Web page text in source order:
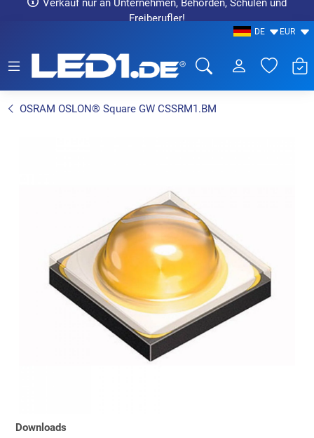
Verkauf nur an Unternehmen, Behörden, Schulen und
Freiberufler!
DE EUR
OSRAM OSLON® Square GW CSSRM1.BM
Downloads